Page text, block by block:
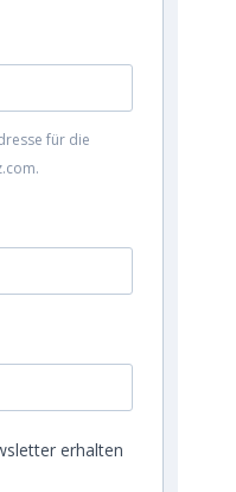
für die
erhalten